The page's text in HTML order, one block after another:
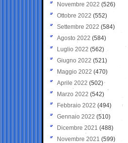
Novembre 2022 (526)
Ottobre 2022 (552)
Settembre 2022 (584)
Agosto 2022 (584)
Luglio 2022 (562)
Giugno 2022 (521)
Maggio 2022 (470)
Aprile 2022 (502)
Marzo 2022 (542)
Febbraio 2022 (494)
Gennaio 2022 (510)
Dicembre 2021 (488)
Novembre 2021 (599)